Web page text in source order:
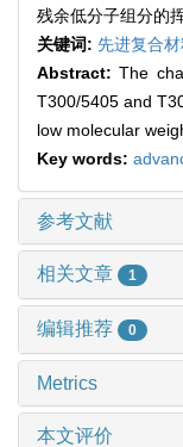
残余低分子组分的
关键词: 先进复合材
Abstract:The
T300/5405 and
low molecular
Key words:
参考文献
相关文章 1
编辑推荐 0
Metrics
本文评价